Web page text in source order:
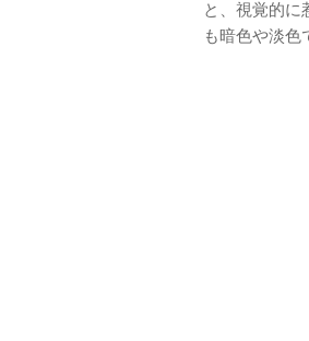
と、視覚的に
も暗色や淡色